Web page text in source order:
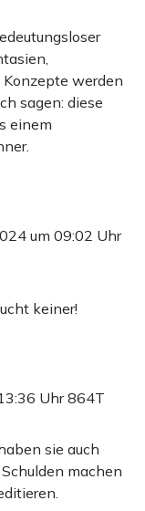
werden
sagen: diese
einem
um 09:02 Uhr
keiner!
Uhr864T
sie auch
machen